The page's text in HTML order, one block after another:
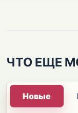
ЧТО ЕЩЕ
Новые